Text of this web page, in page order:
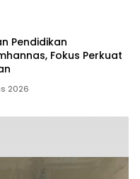
Pendidikan
Fokus Perkuat
2026